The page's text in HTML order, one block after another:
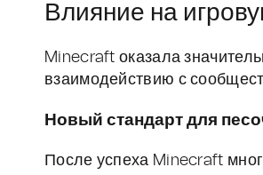
Влияние на
Minecraft оказала
взаимодействию с
Новый стандарт для
После успеха Minecraft